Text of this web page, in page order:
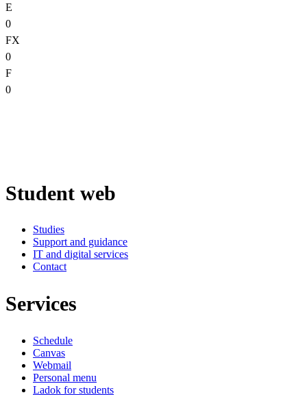
E
0
FX
0
F
0
Student web
Studies
Support and guidance
IT and digital services
Contact
Services
Schedule
Canvas
Webmail
Personal menu
Ladok for students